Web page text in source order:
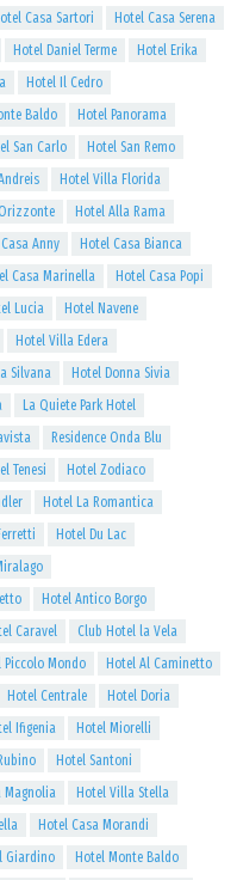
Casa Sartori
Hotel Casa Serena
Hotel Daniel Terme
Hotel Erika
Hotel Il Cedro
Baldo
Hotel Panorama
San Carlo
Hotel San Remo
Hotel Villa Florida
Hotel Alla Rama
Anny
Hotel Casa Bianca
Casa Marinella
Hotel Casa Popi
Lucia
Hotel Navene
Hotel Villa Edera
Silvana
Hotel Donna Sivia
La Quiete Park Hotel
Residence Onda Blu
Tenesi
Hotel Zodiaco
Hotel La Romantica
Hotel Du Lac
Hotel Antico Borgo
Caravel
Club Hotel la Vela
Piccolo Mondo
Hotel Al Caminetto
Hotel Centrale
Hotel Doria
Ifigenia
Hotel Miorelli
Hotel Santoni
Magnolia
Hotel Villa Stella
Hotel Casa Morandi
Giardino Hotel Monte Baldo